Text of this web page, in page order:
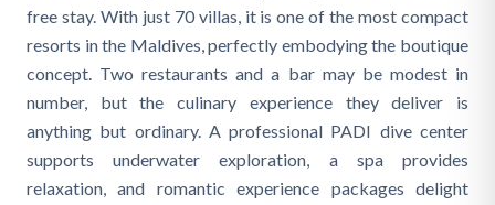
free stay. With just 70 villas, it is one of the most compact
resorts in the Maldives, perfectly embodying the boutique
concept. Two restaurants and a bar may be modest in
number, but the culinary experience they deliver is
anything but ordinary. A professional PADI dive center
supports underwater exploration, a spa provides
relaxation, and romantic experience packages delight